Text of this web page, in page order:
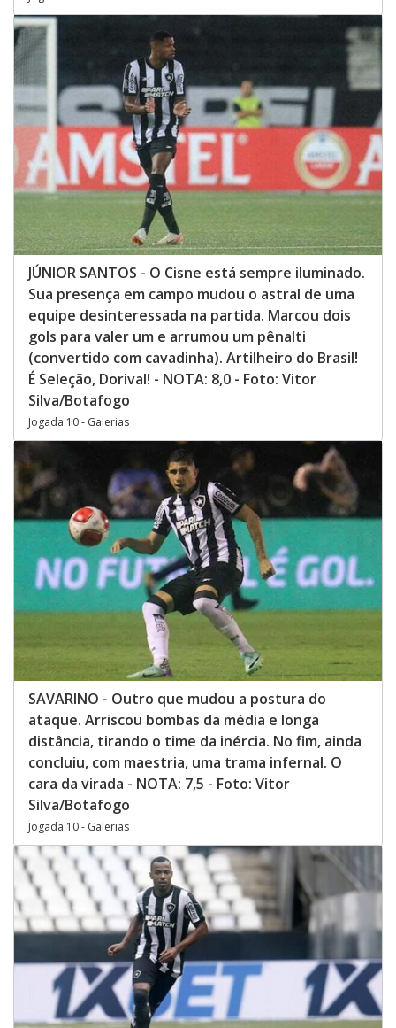
JÚNIOR SANTOS - O Cisne está sempre iluminado.
Sua presença em campo mudou o astral de uma
equipe desinteressada na partida. Marcou dois
gols para valer um e arrumou um pênalti
(convertido com cavadinha). Artilheiro do Brasil!
É Seleção, Dorival! - NOTA: 8,0 - Foto: Vitor
Silva/Botafogo
Jogada 10 - Galerias
SAVARINO - Outro que mudou a postura do
ataque. Arriscou bombas da média e longa
distância, tirando o time da inércia. No fim, ainda
concluiu, com maestria, uma trama infernal. O
cara da virada - NOTA: 7,5 - Foto: Vitor
Silva/Botafogo
Jogada 10 - Galerias